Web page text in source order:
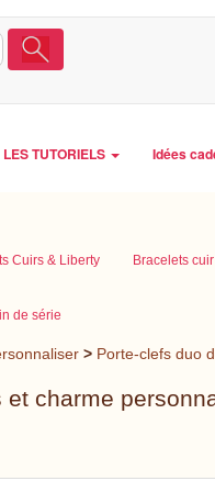
LES TUTORIELS Idées
Cuirs & Liberty Bracelets
de série
> Porte-clefs duo
charme